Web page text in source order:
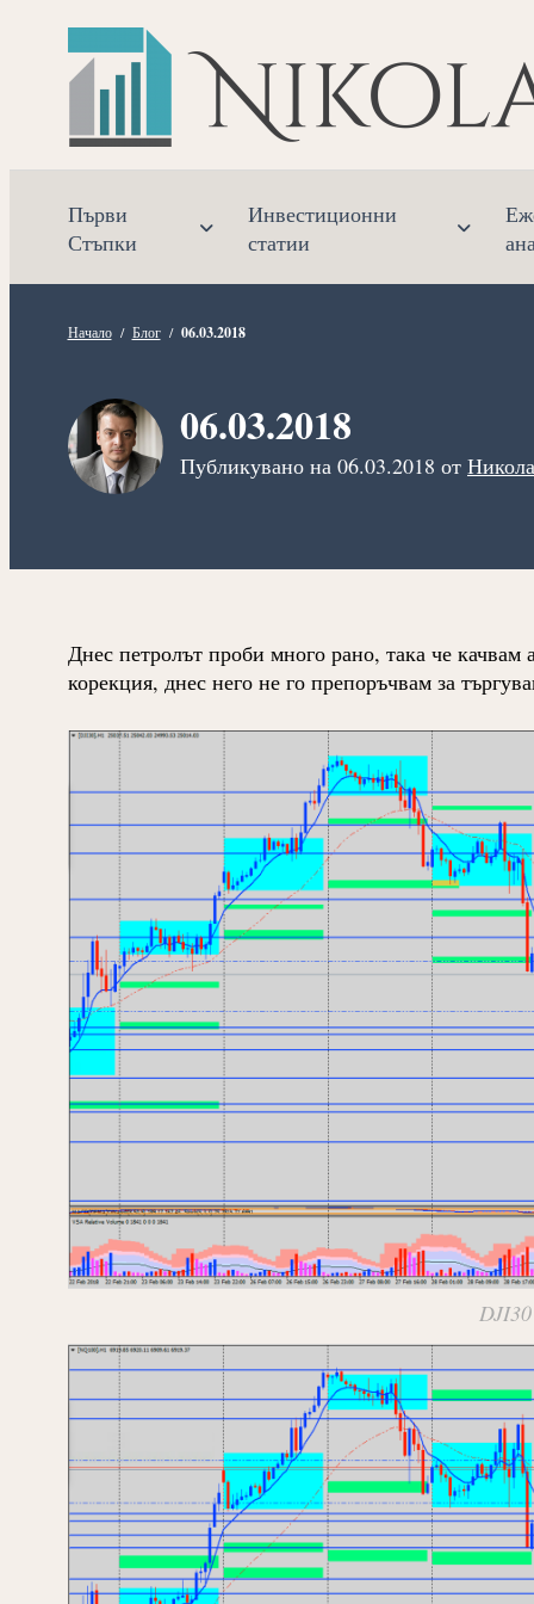
Прескочете
съдържанието
Първи
Стъпки
Инвестиционни
статии
Начало / Блог / 06.03.2018
06.03.2018
Публикувано на 06.03.2018 от
Днес петролът проби много рано, така че
корекция, днес него не го препоръчвам за